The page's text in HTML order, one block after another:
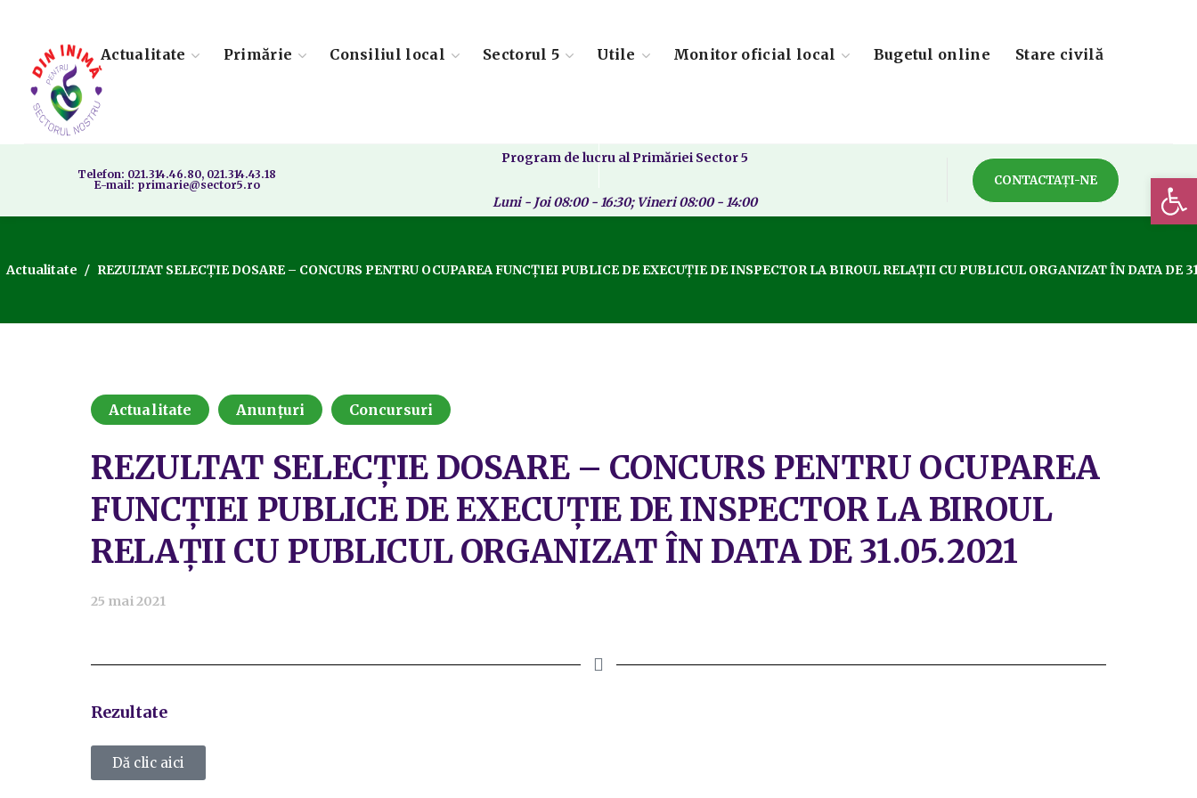
Actualitate Primărie Consiliul local Sectorul 5 Utile Monitor oficial local Bugetul online Stare civilă
Telefon: 021.314.46.80, 021.314.43.18
E-mail: primarie@sector5.ro
Program de lucru al Primăriei Sector 5
Luni - Joi 08:00 - 16:30; Vineri 08:00 - 14:00
CONTACTAȚI-NE
Actualitate REZULTAT SELECȚIE DOSARE – CONCURS PENTRU OCUPAREA FUNCȚIEI PUBLICE DE EXECUȚIE DE INSPECTOR LA BIROUL RELAȚII CU PUBLICUL ORGANIZAT ÎN DATA DE
Actualitate Anunțuri Concursuri
REZULTAT SELECȚIE DOSARE – CONCURS PENTRU OCUPAREA
FUNCȚIEI PUBLICE DE EXECUȚIE DE INSPECTOR LA BIROUL
RELAȚII CU PUBLICUL ORGANIZAT ÎN DATA DE 31.05.2021
25 mai 2021
Rezultate
Dă clic aici